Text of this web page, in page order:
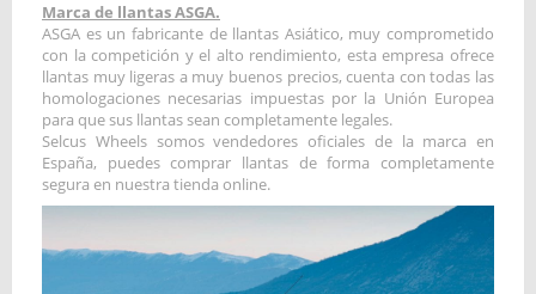
Marca de llantas ASGA.
ASGA es un fabricante de llantas Asiático, muy comprometido
con la competición y el alto rendimiento, esta empresa ofrece
llantas muy ligeras a muy buenos precios, cuenta con todas las
homologaciones necesarias impuestas por la Unión Europea
para que sus llantas sean completamente legales.
Selcus Wheels somos vendedores oficiales de la marca en
España, puedes comprar llantas de forma completamente
segura en nuestra tienda online.